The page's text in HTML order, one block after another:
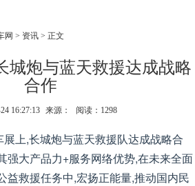
网 > 资讯 > 正文
城炮与蓝天救援达成战略
合作
16:27:13 来源： 阅读：1298
上,长城炮与蓝天救援队达成战略合
强大产品力+服务网络优势,在未来全面
益救援任务中,宏扬正能量,推动国内民